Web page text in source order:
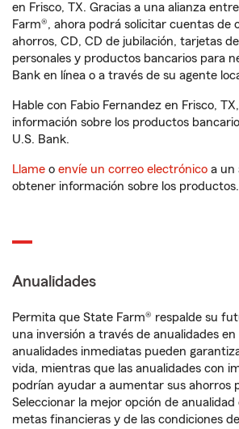
en Frisco, TX. Gracias a una alianza
Farm®, ahora podrá solicitar cuentas de
ahorros, CD, CD de jubilación, tarjetas
personales y productos bancarios para
Bank en línea o a través de su agente
Hable con Fabio Fernandez en Frisco,
información sobre los productos
U.S. Bank.
Llame o envíe un correo electrónico a un
obtener información sobre los productos.
Anualidades
Permita que State Farm® respalde su
una inversión a través de anualidades en
anualidades inmediatas pueden
vida, mientras que las anualidades con
podrían ayudar a aumentar sus ahorros
Seleccionar la mejor opción de
metas financieras y de las condiciones